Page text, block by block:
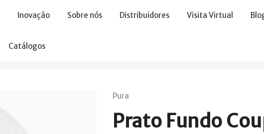
Inovação Sobre nós Distribuidores Visita Virtual
Catálogos
Pura
Prato Fundo